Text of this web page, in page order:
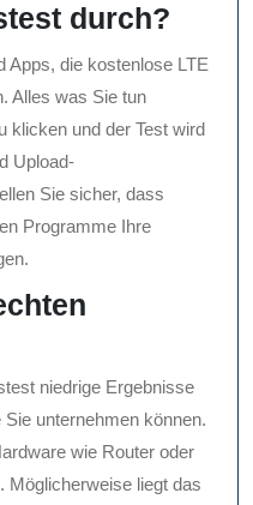
durch?
Apps, die kostenlose LTE
Alles was Sie tun
klicken und der Test wird
Upload-
Sie sicher, dass
Programme Ihre
niedrige Ergebnisse
unternehmen können.
wie Router oder
Möglicherweise liegt das